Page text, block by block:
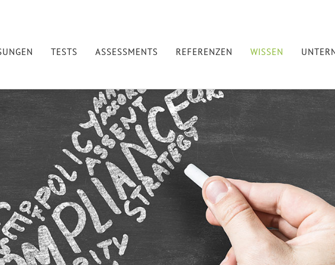
TESTS ASSESSMENTS REFERENZEN WISSEN